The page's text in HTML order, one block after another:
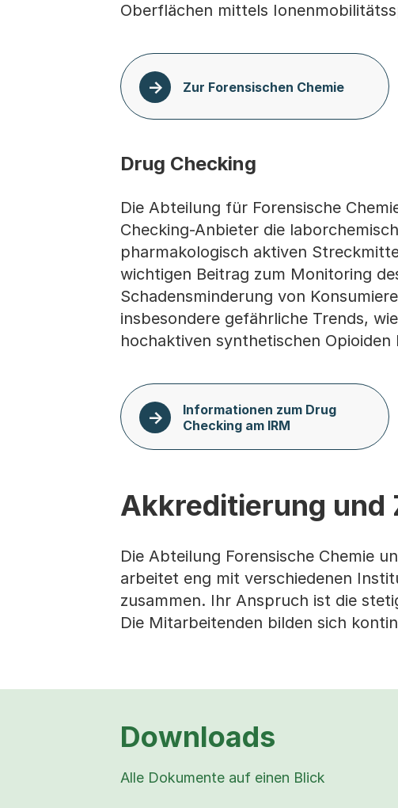
Oberflächen mittels
Zur Forensischen Chemie
Drug Checking
Die Abteilung für Forensische
Checking-Anbieter die
pharmakologisch aktiven
wichtigen Beitrag zum Monitoring
Schadensminderung von
insbesondere gefährliche Trends,
hochaktiven synthetischen
Informationen zum Drug
Checking am IRM
Akkreditierung und
Die Abteilung Forensische Chemie
arbeitet eng mit verschiedenen
zusammen. Ihr Anspruch ist die
Die Mitarbeitenden bilden sich
Downloads
Alle Dokumente auf einen Blick